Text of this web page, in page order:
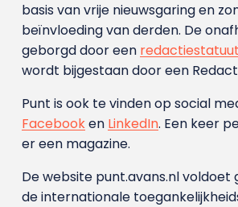
basis van vrije nieuwsgaring en
beïnvloeding van derden. De
geborgd door een redactiestatuut
wordt bijgestaan door een
Punt is ook te vinden op social
Facebooken LinkedIn. Een keer
er een magazine.
De website punt.avans.nl voldoet
de internationale